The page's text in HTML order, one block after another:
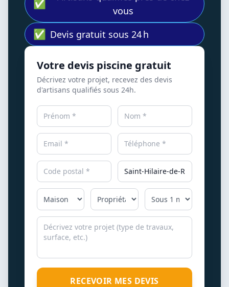
✅
vous
✅ Devis gratuit sous 24 h
Votre devis piscine gratuit
Décrivez votre projet, recevez des devis
d'artisans qualifiés sous 24h.
RECEVOIR MES DEVIS